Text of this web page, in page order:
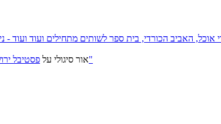
אור סיגולי על פסטיבל ירושלים 2026: "שעתיד לבוא", "הכדור השחור", "ארץ אבות"